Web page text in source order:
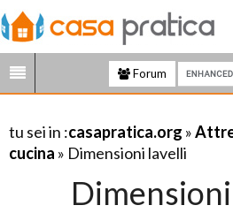
Forum
tu sei in :casapratica.org »
cucina » Dimensioni lavelli